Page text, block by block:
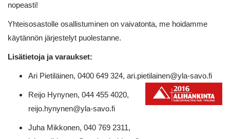
nopeasti!
Yhteisosastolle osallistuminen on vaivatonta, me hoidamme
käytännön järjestelyt puolestanne.
Lisätietoja ja varaukset:
Ari Pietiläinen, 0400 649 324, ari.pietilainen@yla-savo.fi
Reijo Hynynen, 044 455 4020,
reijo.hynynen@yla-savo.fi
Juha Mikkonen, 040 769 2311,